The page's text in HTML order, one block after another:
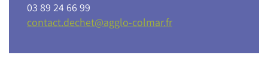
03 89 24 66 99
contact.dechet@agglo-colmar.fr